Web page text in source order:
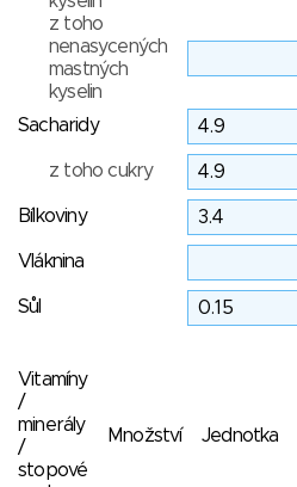
z toho
nenasycených
mastných
kyselin
Sacharidy
z toho cukry
Bílkoviny
Vláknina
Sůl
Vitamíny
/
minerály
/
stopové
Množství Jednotka